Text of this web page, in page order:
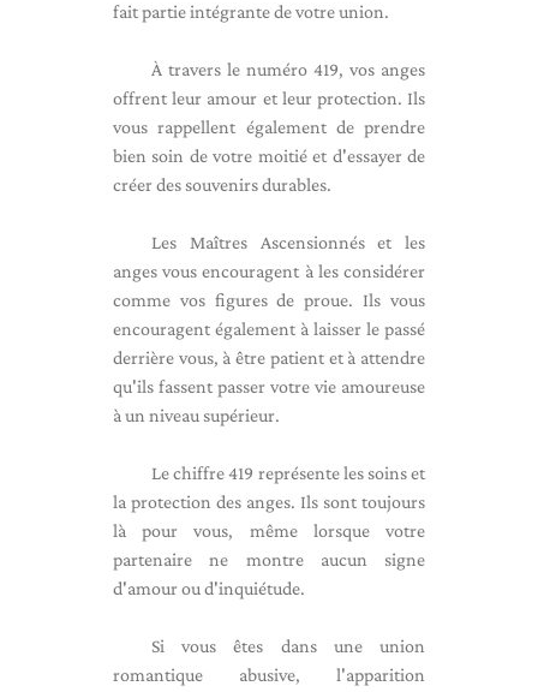
fait partie intégrante de votre union.
À travers le numéro 419, vos anges
offrent leur amour et leur protection. Ils
vous rappellent également de prendre
bien soin de votre moitié et d'essayer de
créer des souvenirs durables.
Les Maîtres Ascensionnés et les
anges vous encouragent à les considérer
comme vos figures de proue. Ils vous
encouragent également à laisser le passé
derrière vous, à être patient et à attendre
qu'ils fassent passer votre vie amoureuse
à un niveau supérieur.
Le chiffre 419 représente les soins et
la protection des anges. Ils sont toujours
là pour vous, même lorsque votre
partenaire ne montre aucun signe
d'amour ou d'inquiétude.
Si vous êtes dans une union
romantique abusive, l'apparition